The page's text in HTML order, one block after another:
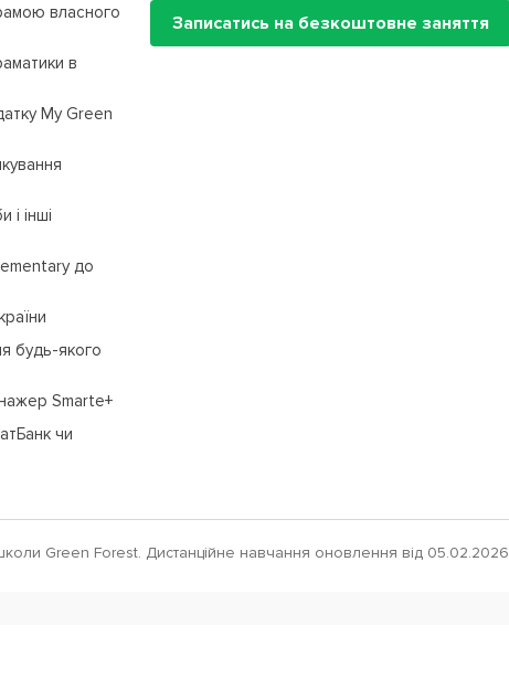
власного
в
My Green
і інші
до
будь-якого
Smarte+
чи
Записатись на безкоштовне заняття
Green Forest. Дистанційне навчання оновлення від 05.02.2026